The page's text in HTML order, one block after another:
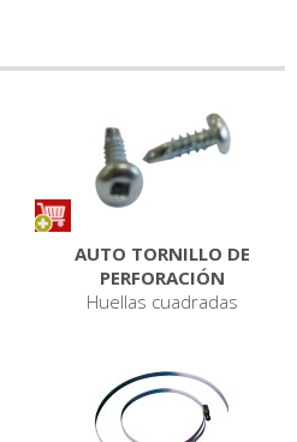
AUTO TORNILLO DE
PERFORACIÓN
Huellas cuadradas